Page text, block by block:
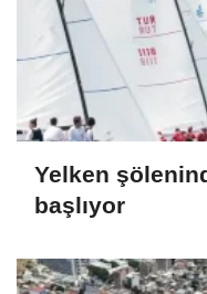
Yelken
başlıyor